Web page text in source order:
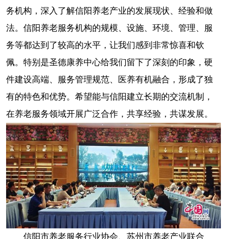
务机构，深入了解信阳养老产业的发展现状、经验和做
法。信阳养老服务机构的规模、设施、环境、管理、服
务等都达到了较高的水平，让我们感到非常惊喜和钦
佩。特别是圣德康养中心给我们留下了深刻的印象，硬
件建设高端、服务管理规范、医养有机融合，形成了独
有的特色和优势。希望能与信阳建立长期的交流机制，
在养老服务领域开展广泛合作，共享经验，共谋发展。
信阳市养老服务行业协会、苏州市养老产业联合